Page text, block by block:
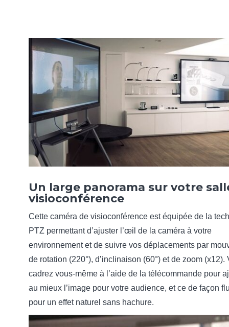
Un large panorama sur votre
visioconférence
Cette caméra de visioconférence est équipée de la
PTZ permettant d’ajuster l’œil de la caméra à votre
environnement et de suivre vos déplacements par
de rotation (220°), d’inclinaison (60°) et de zoom (x12).
cadrez vous-même à l’aide de la télécommande pour
au mieux l’image pour votre audience, et ce de façon
pour un effet naturel sans hachure.